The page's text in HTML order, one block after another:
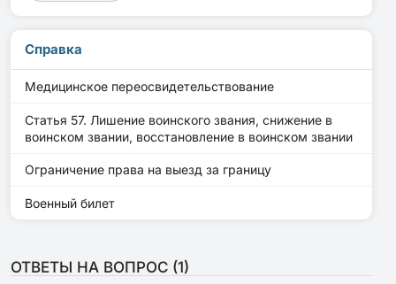
Справка
Медицинское переосвидетельствование
Статья 57. Лишение воинского звания, снижение в
воинском звании, восстановление в воинском звании
Ограничение права на выезд за границу
Военный билет
ОТВЕТЫ НА ВОПРОС (1)